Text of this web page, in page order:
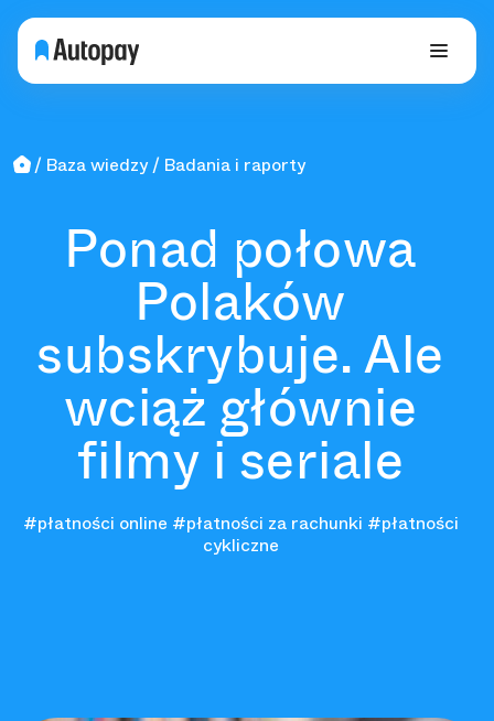
Baza wiedzy Badania i raporty
Ponad połowa
Polaków
subskrybuje. Ale
wciąż głównie
filmy i seriale
#płatności online #płatności za rachunki #płatności
cykliczne